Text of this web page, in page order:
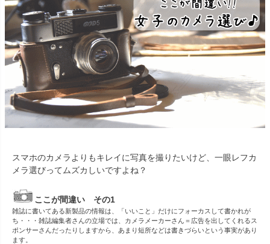
スマホのカメラよりもキレイに写真を撮りたいけど、一眼レフカ
メラ選びってムズカしいですよね？
ここが間違い その1
雑誌に書いてある新製品の情報は、「いいこと」だけにフォーカスして書かれが
ち・・・雑誌編集者さんの立場では、カメラメーカーさん＝広告を出してくれるス
ポンサーさんだったりしますから、あまり短所などは書きづらいという事実があり
ます。